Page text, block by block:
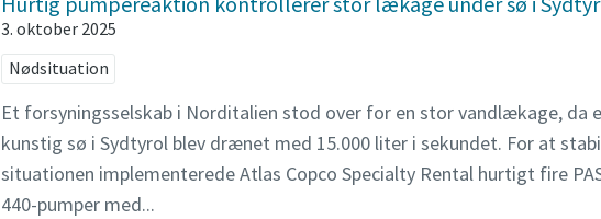
3. oktober 2025
Nødsituation
Et forsyningsselskab i Norditalien stod over for en stor vandlækage, da
kunstig sø i Sydtyrol blev drænet med 15.000 liter i sekundet. For at
situationen implementerede Atlas Copco Specialty Rental hurtigt fire
440-pumper med...